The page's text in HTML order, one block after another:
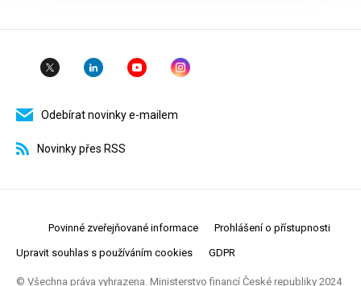
Odebírat novinky e-mailem
Novinky přes RSS
Povinné zveřejňované informace Prohlášení o přístupnosti
Upravit souhlas s používáním cookies GDPR
© Všechna práva vyhrazena. Ministerstvo financí České republiky 2024